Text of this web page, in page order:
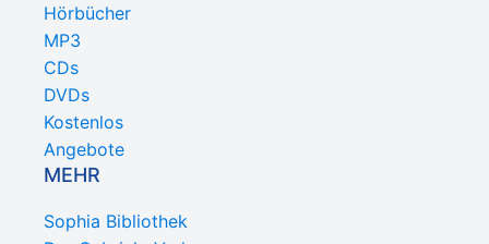
Hörbücher
MP3
CDs
DVDs
Kostenlos
Angebote
MEHR
Sophia Bibliothek